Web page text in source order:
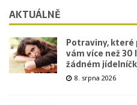
AKTUÁLNĚ
Potraviny, které
vám více než 30
žádném
8. srpna 2026